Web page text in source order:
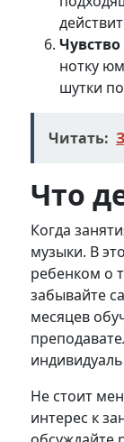
нотку
шутки
Читать:
Что
Когда
музыки. В
ребенком о
забывайте
месяцев
Не стоит
интерес к